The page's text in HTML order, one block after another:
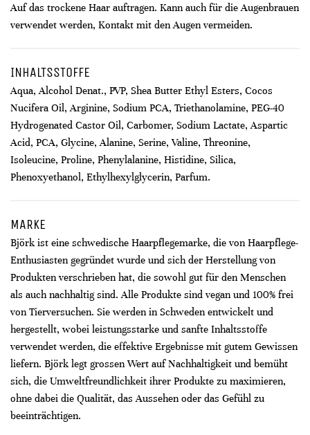
Auf das trockene Haar auftragen. Kann auch für die Augenbrauen
verwendet werden, Kontakt mit den Augen vermeiden.
INHALTSSTOFFE
Aqua, Alcohol Denat., PVP, Shea Butter Ethyl Esters, Cocos
Nucifera Oil, Arginine, Sodium PCA, Triethanolamine, PEG-40
Hydrogenated Castor Oil, Carbomer, Sodium Lactate, Aspartic
Acid, PCA, Glycine, Alanine, Serine, Valine, Threonine,
Isoleucine, Proline, Phenylalanine, Histidine, Silica,
Phenoxyethanol, Ethylhexylglycerin, Parfum.
MARKE
Björk ist eine schwedische Haarpflegemarke, die von Haarpflege-
Enthusiasten gegründet wurde und sich der Herstellung von
Produkten verschrieben hat, die sowohl gut für den Menschen
als auch nachhaltig sind. Alle Produkte sind vegan und 100% frei
von Tierversuchen. Sie werden in Schweden entwickelt und
hergestellt, wobei leistungsstarke und sanfte Inhaltsstoffe
verwendet werden, die effektive Ergebnisse mit gutem Gewissen
liefern. Björk legt grossen Wert auf Nachhaltigkeit und bemüht
sich, die Umweltfreundlichkeit ihrer Produkte zu maximieren,
ohne dabei die Qualität, das Aussehen oder das Gefühl zu
beeinträchtigen.